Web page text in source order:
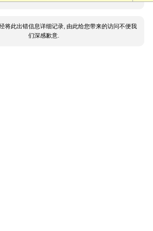
将此出错信息详细记录, 由此给您带来的访问不便我
们深感歉意.